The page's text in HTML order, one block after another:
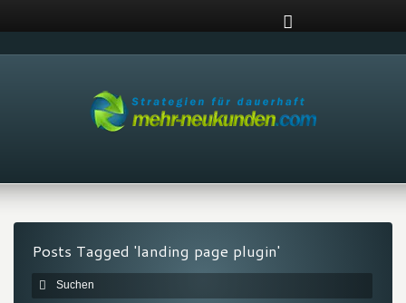
Posts Tagged 'landing page plugin'